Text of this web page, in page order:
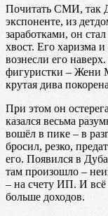
Почитать СМИ, так
экспоненте, из
заработками, он
хвост. Его харизма
вознесли его
фигуристки – Жени
крутая дива
При этом он
казался весьма
вошёл в пике – в
бросил, резко,
его. Появился в
там произошло –
– на счету ИП. И
больше доходов.